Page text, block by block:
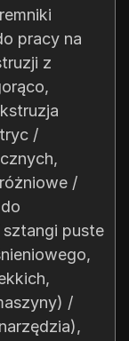
pracy na
z
/
/
sztangi puste
/